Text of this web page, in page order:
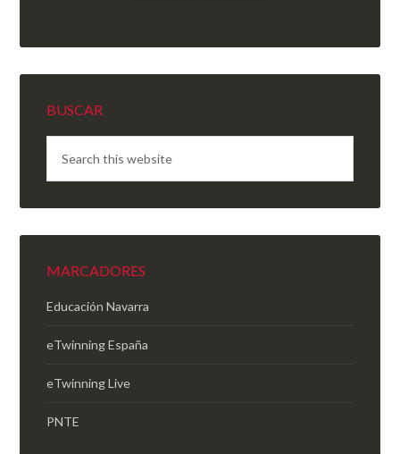
BUSCAR
MARCADORES
Educación Navarra
eTwinning España
eTwinning Live
PNTE